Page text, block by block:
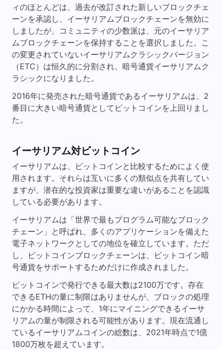
ィのほとんどは、過去が改訂された新しいブロックチェ
ーンを承認し、イーサリアムブロックチェーンを無効に
しましたが、コミュニティの少数派は、元のイーサリア
ムブロックチェーンを保持することを選択しました。こ
の変更されていないイーサリアムクラシックバージョン
（ETC）は恒久的に分割され、暗号通貨イーサリアムク
ラシックになりました。
2016年に発売された暗号通貨であるイーサリアムは、2
番目に大きい暗号通貨としてビットコインを上回りまし
た。
イーサリアム対ビットコイン
イーサリアムは、ビットコインと比較するためによく使
用されます。それらは互いに多くの類似点を共有してい
ますが、潜在的な投資家は重要な違いがあることを認識
している必要があります。
イーサリアムは「世界で最もプログラム可能なブロック
チェーン」と呼ばれ、多くのアプリケーションを備えた
電子ネットワークとしての地位を確立しています。ただ
し、ビットコインブロックチェーンは、ビットコイン暗
号通貨をサポートするためだけに作成されました。
ビットコインで発行できる最大数は2100万です。存在
できるETHの量に制限はありませんが、ブロックの処理
にかかる時間によって、1年にマイニングできるイーサ
リアムの量が制限される可能性があります。現在流通し
ているイーサリアムコインの総数は、2021年時点で1億
1800万枚を超えています。